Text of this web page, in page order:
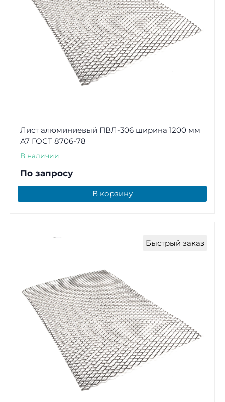
Лист алюминиевый ПВЛ-306 ширина 1200 мм
А7 ГОСТ 8706-78
В наличии
По запросу
В корзину
Быстрый заказ